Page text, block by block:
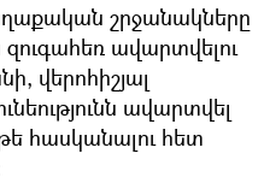
շրջանակները
ավարտվելու
վերոհիշյալ
ավարտվել
հասկանալու հետ